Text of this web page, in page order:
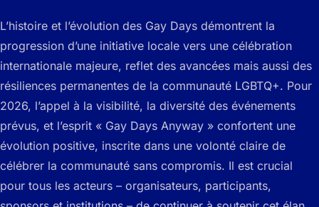
L’histoire et l’évolution des Gay Days démontrent la
progression d’une initiative locale vers une célébration
internationale majeure, reflet des avancées mais aussi des
résiliences permanentes de la communauté LGBTQ+. Pour
2026, l’appel à la visibilité, la diversité des événements
prévus, et l’esprit « Gay Days Anyway » confortent une
évolution positive, inscrite dans une volonté claire de
célébrer la communauté sans compromis. Il est crucial
pour tous les acteurs – organisateurs, participants,